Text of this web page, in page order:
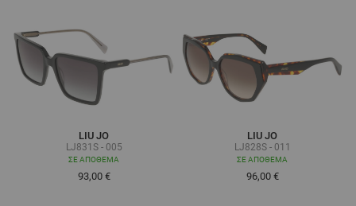
LIU JO
LJ831S - 005
ΣΕ ΑΠΌΘΕΜΑ
93,00 €
LIU JO
LJ828S - 011
ΣΕ ΑΠΌΘΕΜΑ
96,00 €